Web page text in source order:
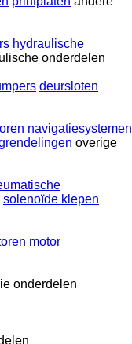
hydraulische
onderdelen
deursloten
navigatiesystemen
overige
solenoïde klepen
motor
onderdelen